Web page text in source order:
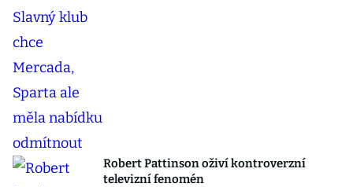
Robert Pattinson oživí kontroverzní
televizní fenomén